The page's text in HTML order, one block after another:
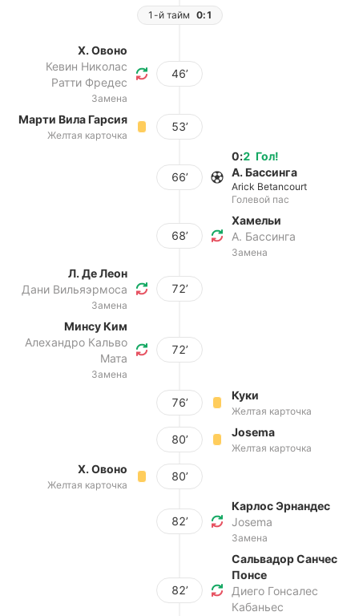
1-й тайм 0:1
Х. Овоно
Кевин Николас
Ратти Фредес
Замена
46’
Марти Вила Гарсия
Желтая карточка
53’
66’
Гол!
0:2
А. Бассинга
Arick Betancourt
Голевой пас
68’
Хамельи
А. Бассинга
Замена
Л. Де Леон
Дани Вильяэрмоса
Замена
72’
Минсу Ким
Алехандро Кальво
Мата
Замена
72’
76’
Куки
Желтая карточка
80’
Josema
Желтая карточка
Х. Овоно
Желтая карточка
80’
82’
Карлос Эрнандес
Josema
Замена
82’
Сальвадор Санчес
Понсе
Диего Гонсалес
Кабаньес